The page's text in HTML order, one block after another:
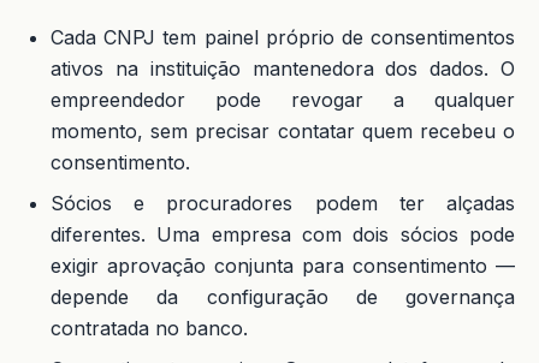
Cada CNPJ tem painel próprio de consentimentos
ativos na instituição mantenedora dos dados. O
empreendedor pode revogar a qualquer
momento, sem precisar contatar quem recebeu o
consentimento.
Sócios e procuradores podem ter alçadas
diferentes. Uma empresa com dois sócios pode
exigir aprovação conjunta para consentimento —
depende da configuração de governança
contratada no banco.